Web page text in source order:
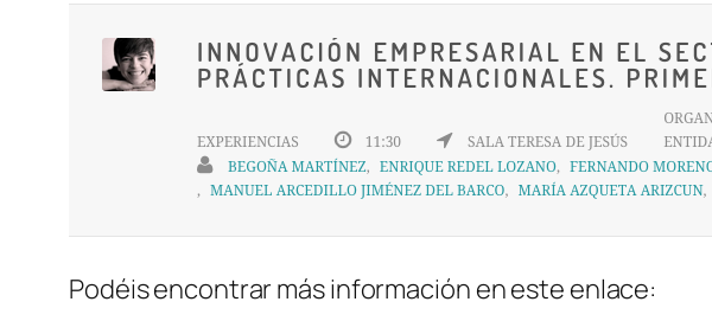
Podéis encontrar más información en este enlace: